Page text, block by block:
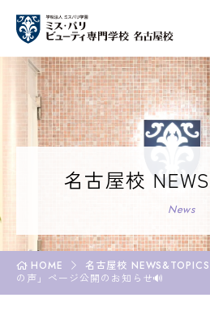
高校3年生の方
再進学をご検討の方
保護者の方
企業の方
卒業生の方
ミスパリについて
学科紹介
オープンキャンパス・イベン
入学案内
学園生活
名古屋校
News
HOME 名古屋校 NEWS&TOPICS
の声」ページ公開のお知らせ🔊